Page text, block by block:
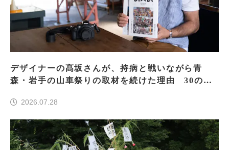
デザイナーの髙坂さんが、持病と戦いながら青
森・岩手の山車祭りの取材を続けた理由 30の山
2026.07.28